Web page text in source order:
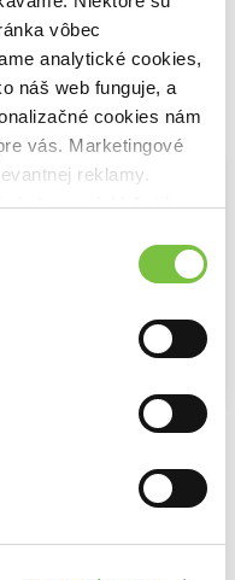
vôbec
analytické cookies,
náš web funguje, a
cookies nám
vás. Marketingové
reklamy.
stranami. Veľmi by
teba
Kolaps
9,80€